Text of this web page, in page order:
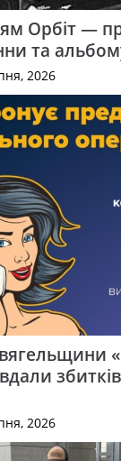
Орбіт —
та
2026
2026